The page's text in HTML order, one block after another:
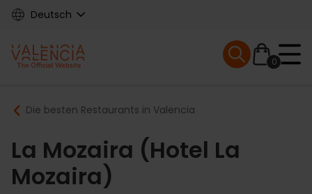
Skip
content
Deutsch
Main
navigation
0
Mobile menu
Breadcrumb
Die besten Restaurants in Valencia
La Mozaira (Hotel La
Mozaira)